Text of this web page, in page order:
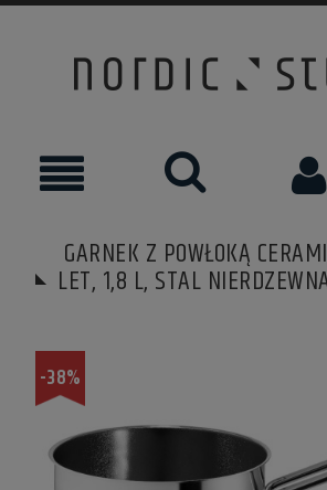
GARNEK Z POWŁOKĄ
LET, 1,8 L, STAL
-38%